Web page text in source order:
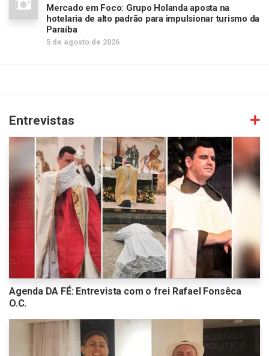
Mercado em Foco: Grupo Holanda aposta na
hotelaria de alto padrão para impulsionar turismo da
Paraíba
5 de agosto de 2026
Entrevistas
Agenda DA FÉ: Entrevista com o frei Rafael Fonsêca
O.C.